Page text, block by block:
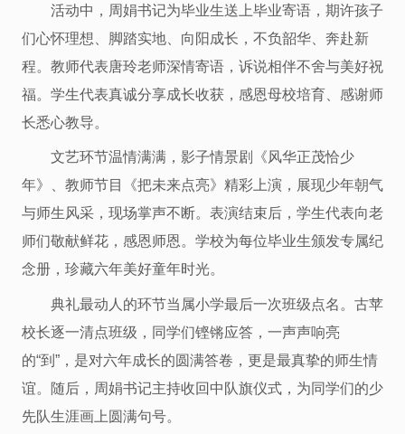
活动中，周娟书记为毕业生送上毕业寄语，期许孩子
们心怀理想、脚踏实地、向阳成长，不负韶华、奔赴新
程。教师代表唐玲老师深情寄语，诉说相伴不舍与美好祝
福。学生代表真诚分享成长收获，感恩母校培育、感谢师
长悉心教导。
文艺环节温情满满，影子情景剧《风华正茂恰少
年》、教师节目《把未来点亮》精彩上演，展现少年朝气
与师生风采，现场掌声不断。表演结束后，学生代表向老
师们敬献鲜花，感恩师恩。学校为每位毕业生颁发专属纪
念册，珍藏六年美好童年时光。
典礼最动人的环节当属小学最后一次班级点名。古苹
校长逐一清点班级，同学们铿锵应答，一声声响亮
的“到”，是对六年成长的圆满答卷，更是最真挚的师生情
谊。随后，周娟书记主持收回中队旗仪式，为同学们的少
先队生涯画上圆满句号。